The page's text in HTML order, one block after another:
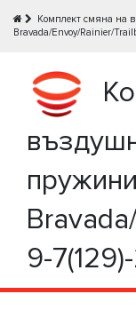
Комплект смяна на
Bravada/Envoy/Rainier/
пружини
9-